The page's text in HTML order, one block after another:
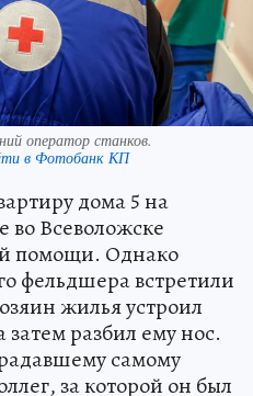
оператор станков.
в Фотобанк КП
дома 5 на
во Всеволожске
помощи. Однако
фельдшера встретили
жилья устроил
затем разбил ему нос.
самому
за которой он был